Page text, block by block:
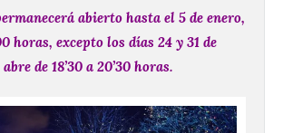
abierto hasta el 5 de enero,
horas, excepto los días 24 y 31 de
de 18’30 a 20’30 horas.